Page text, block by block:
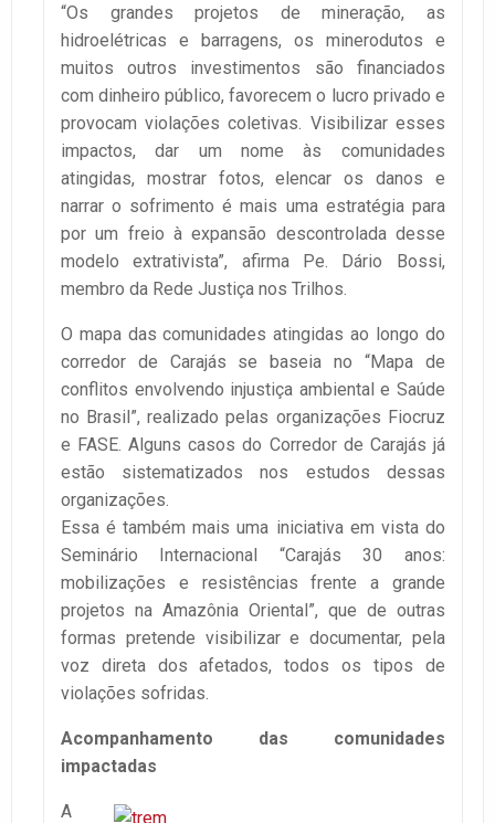
“Os grandes projetos de mineração, as
hidroelétricas e barragens, os minerodutos e
muitos outros investimentos são financiados
com dinheiro público, favorecem o lucro privado e
provocam violações coletivas. Visibilizar esses
impactos, dar um nome às comunidades
atingidas, mostrar fotos, elencar os danos e
narrar o sofrimento é mais uma estratégia para
por um freio à expansão descontrolada desse
modelo extrativista”, afirma Pe. Dário Bossi,
membro da Rede Justiça nos Trilhos.
O mapa das comunidades atingidas ao longo do
corredor de Carajás se baseia no “Mapa de
conflitos envolvendo injustiça ambiental e Saúde
no Brasil”, realizado pelas organizações Fiocruz
e FASE. Alguns casos do Corredor de Carajás já
estão sistematizados nos estudos dessas
organizações.
Essa é também mais uma iniciativa em vista do
Seminário Internacional “Carajás 30 anos:
mobilizações e resistências frente a grande
projetos na Amazônia Oriental”, que de outras
formas pretende visibilizar e documentar, pela
voz direta dos afetados, todos os tipos de
violações sofridas.
Acompanhamento das comunidades
impactadas
A